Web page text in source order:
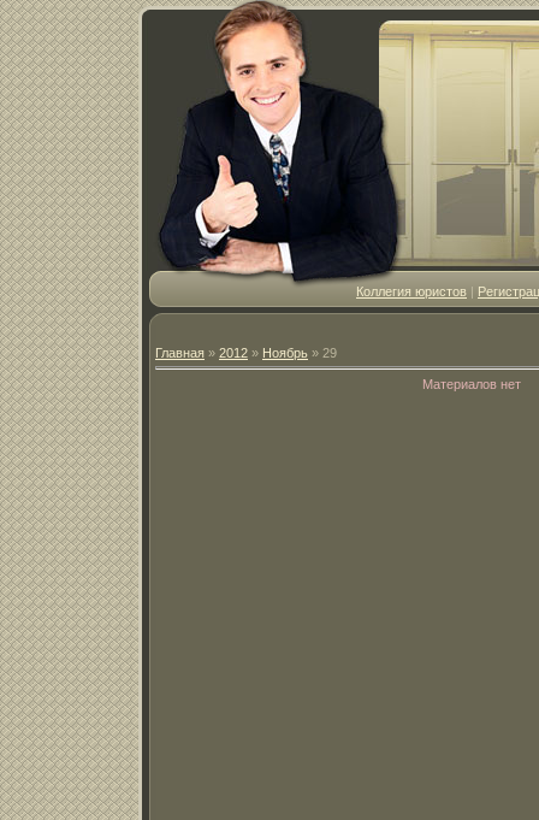
Коллегия юристов |
Главная » 2012 » Ноябрь » 29
Материалов нет